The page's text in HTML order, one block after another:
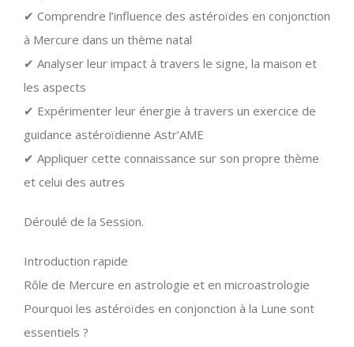
✔ Comprendre l’influence des astéroïdes en conjonction
à Mercure dans un thème natal
✔ Analyser leur impact à travers le signe, la maison et
les aspects
✔ Expérimenter leur énergie à travers un exercice de
guidance astéroïdienne Astr’AME
✔ Appliquer cette connaissance sur son propre thème
et celui des autres
Déroulé de la Session.
Introduction rapide
Rôle de Mercure en astrologie et en microastrologie
Pourquoi les astéroïdes en conjonction à la Lune sont
essentiels ?